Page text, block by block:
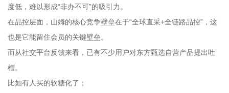
度低，难以形成“非办不可”的吸引力。
在品控层面，山姆的核心竞争壁垒在于“全球直采+全链路品控”，这
也是它能留住会员的关键壁垒。
而从社交平台反馈来看，已有不少用户对东方甄选自营产品提出吐
槽。
比如有人买的软糖化了；